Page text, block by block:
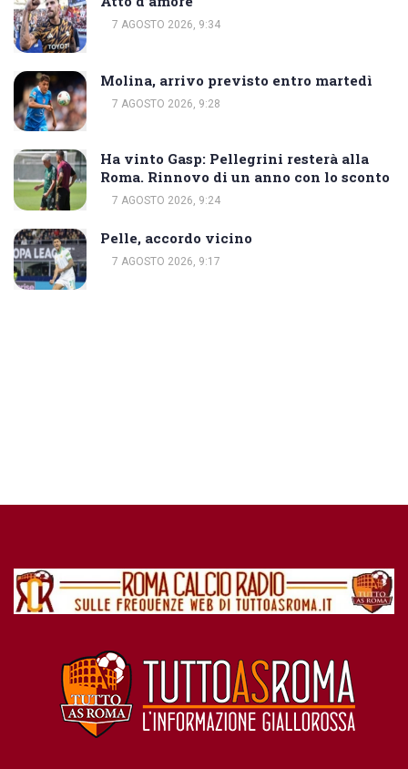
7 AGOSTO 2026, 9:34
Molina, arrivo previsto entro martedì
7 AGOSTO 2026, 9:28
Ha vinto Gasp: Pellegrini resterà alla
Roma. Rinnovo di un anno con lo sconto
7 AGOSTO 2026, 9:24
Pelle, accordo vicino
7 AGOSTO 2026, 9:17